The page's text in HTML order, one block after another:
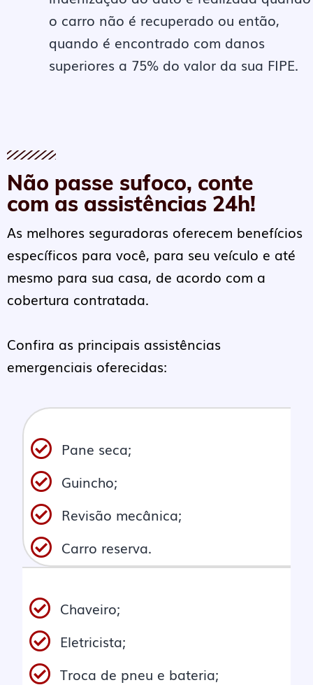
o carro não é recuperado ou então,
quando é encontrado com danos
superiores a 75% do valor da sua FIPE.
Não passe sufoco, conte
com as assistências 24h!
As melhores seguradoras oferecem benefícios
específicos para você, para seu veículo e até
mesmo para sua casa, de acordo com a
cobertura contratada.
Confira as principais assistências
emergenciais oferecidas:
Pane seca;
Guincho;
Revisão mecânica;
Carro reserva.
Chaveiro;
Eletricista;
Troca de pneu e bateria;